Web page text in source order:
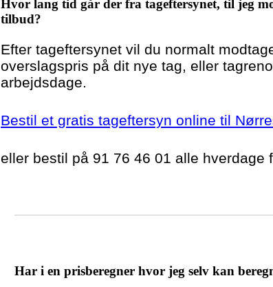
Hvor lang tid går der fra tageftersynet, til jeg
tilbud?
Efter tageftersynet vil du normalt
overslagspris på dit nye tag, eller
arbejdsdage.
Bestil et gratis tageftersyn online til
eller bestil på 91 76 46 01 alle hverdage
Har i en prisberegner hvor jeg selv kan